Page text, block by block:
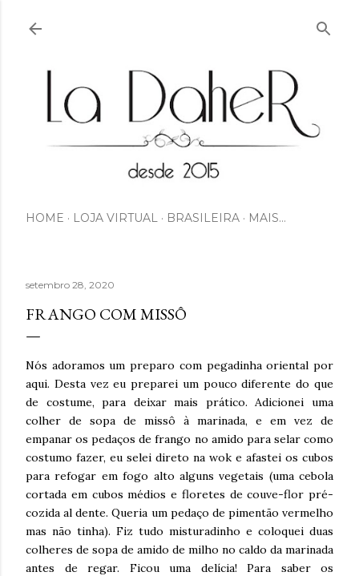
HOME LOJA VIRTUAL BRASILEIRA MAIS…
setembro 28, 2020
FRANGO COM MISSÔ
Nós adoramos um preparo com pegadinha oriental por
aqui. Desta vez eu preparei um pouco diferente do que
de costume, para deixar mais prático. Adicionei uma
colher de sopa de missô à marinada, e em vez de
empanar os pedaços de frango no amido para selar como
costumo fazer, eu selei direto na wok e afastei os cubos
para refogar em fogo alto alguns vegetais (uma cebola
cortada em cubos médios e floretes de couve-flor pré-
cozida al dente. Queria um pedaço de pimentão vermelho
mas não tinha). Fiz tudo misturadinho e coloquei duas
colheres de sopa de amido de milho no caldo da marinada
antes de regar. Ficou uma delícia! Para saber os